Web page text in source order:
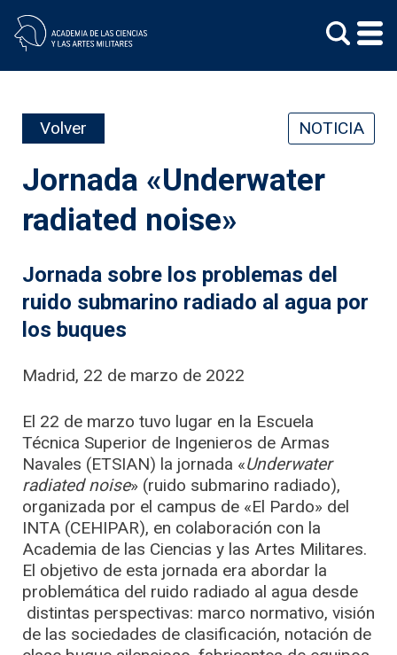
content
Volver NOTICIA
Jornada «Underwater
radiated noise»
Jornada sobre los problemas del
ruido submarino radiado al agua por
los buques
Madrid, 22 de marzo de 2022
El 22 de marzo tuvo lugar en la Escuela
Técnica Superior de Ingenieros de Armas
Navales (ETSIAN) la jornada «Underwater
radiated noise» (ruido submarino radiado),
organizada por el campus de «El Pardo» del
INTA (CEHIPAR), en colaboración con la
Academia de las Ciencias y las Artes Militares.
El objetivo de esta jornada era abordar la
problemática del ruido radiado al agua desde
distintas perspectivas: marco normativo, visión
de las sociedades de clasificación, notación de